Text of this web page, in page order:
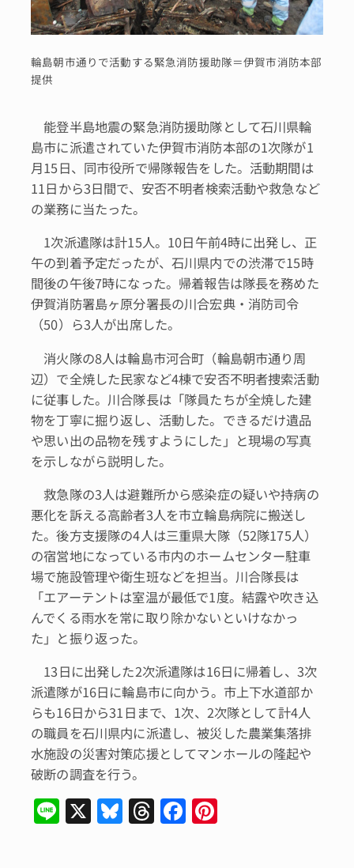
輪島朝市通りで活動する緊急消防援助隊＝伊賀市消防本部
提供
能登半島地震の緊急消防援助隊として石川県輪
島市に派遣されていた伊賀市消防本部の1次隊が1
月15日、同市役所で帰隊報告をした。活動期間は
11日から3日間で、安否不明者検索活動や救急など
の業務に当たった。
1次派遣隊は計15人。10日午前4時に出発し、正
午の到着予定だったが、石川県内での渋滞で15時
間後の午後7時になった。帰着報告は隊長を務めた
伊賀消防署島ヶ原分署長の川合宏典・消防司令
（50）ら3人が出席した。
消火隊の8人は輪島市河合町（輪島朝市通り周
辺）で全焼した民家など4棟で安否不明者捜索活動
に従事した。川合隊長は「隊員たちが全焼した建
物を丁寧に掘り返し、活動した。できるだけ遺品
や思い出の品物を残すようにした」と現場の写真
を示しながら説明した。
救急隊の3人は避難所から感染症の疑いや持病の
悪化を訴える高齢者3人を市立輪島病院に搬送し
た。後方支援隊の4人は三重県大隊（52隊175人）
の宿営地になっている市内のホームセンター駐車
場で施設管理や衛生班などを担当。川合隊長は
「エアーテントは室温が最低で1度。結露や吹き込
んでくる雨水を常に取り除かないといけなかっ
た」と振り返った。
13日に出発した2次派遣隊は16日に帰着し、3次
派遣隊が16日に輪島市に向かう。市上下水道部か
らも16日から31日まで、1次、2次隊として計4人
の職員を石川県内に派遣し、被災した農業集落排
水施設の災害対策応援としてマンホールの隆起や
破断の調査を行う。
Li X Bl T F